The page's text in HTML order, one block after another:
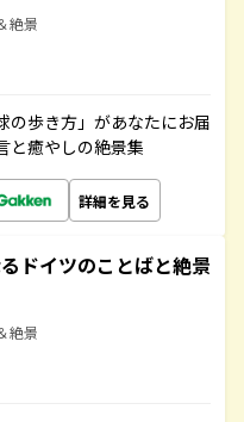
絶景
の歩き方」があなたにお届
と癒やしの絶景集
詳細を見る
ドイツのことばと絶景
絶景